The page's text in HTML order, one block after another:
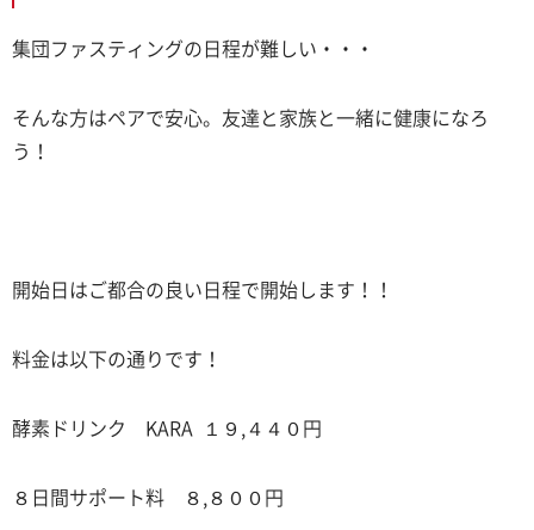
集団ファスティングの日程が難しい・・・
そんな方はペアで安心。友達と家族と一緒に健康になろ
う！
開始日はご都合の良い日程で開始します！！
料金は以下の通りです！
酵素ドリンク KARA １９,４４０円
８日間サポート料 ８,８００円